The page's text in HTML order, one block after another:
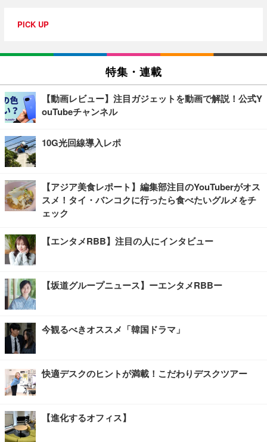
PICK UP
特集・連載
【動画レビュー】注目ガジェットを動画で解説！公式Y
ouTubeチャンネル
10G光回線導入レポ
【アジア美食レポート】編集部注目のYouTuberがオス
スメ！タイ・バンコクに行ったら食べたいグルメをチ
ェック
【エンタメRBB】注目の人にインタビュー
【坂道グループニュース】ーエンタメRBBー
今観るべきオススメ「韓国ドラマ」
快適デスクのヒントが満載！こだわりデスクツアー
【進化するオフィス】